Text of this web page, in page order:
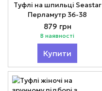
Туфлі на шпильці Seastar
Перламутр 36-38
879 грн
В наявності
Купити